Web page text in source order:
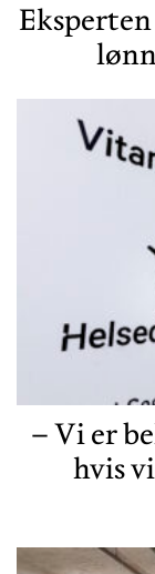
– Vi er
hvis